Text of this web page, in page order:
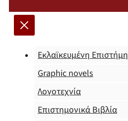
Εκλαϊκευμένη Επιστήμη
Graphic novels
Λογοτεχνία
Επιστημονικά Βιβλία